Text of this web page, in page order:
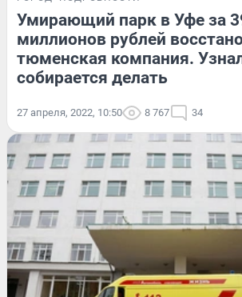
Умирающий парк в Уфе за
миллионов рублей
тюменская компания.
собирается делать
27 апреля, 2022, 10:50 8 767 34